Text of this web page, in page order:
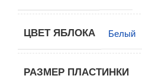
ЦВЕТ ЯБЛОКА Белый
РАЗМЕР ПЛАСТИНКИ